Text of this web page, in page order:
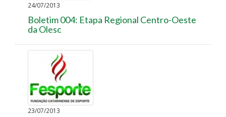
24/07/2013
Boletim 004: Etapa Regional Centro-Oeste
da Olesc
23/07/2013